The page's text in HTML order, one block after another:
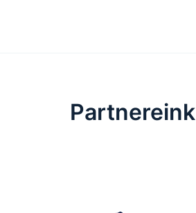
Partnereink